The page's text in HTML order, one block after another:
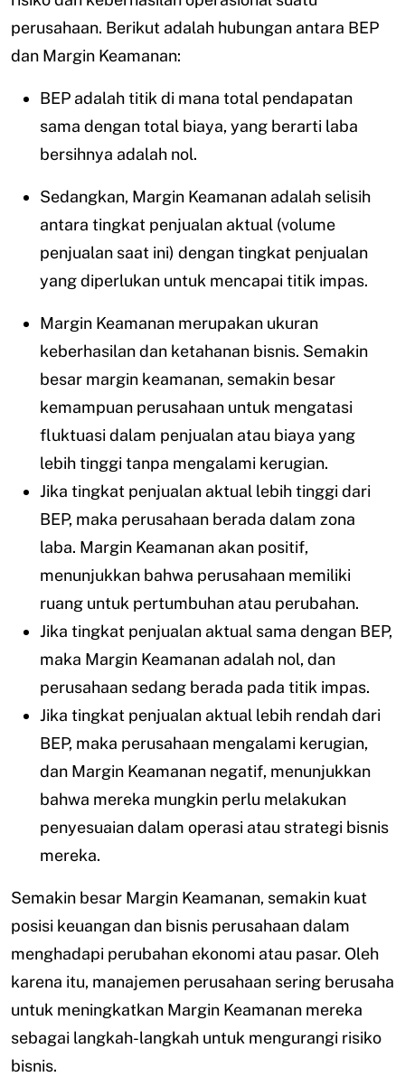
perusahaan. Berikut adalah hubungan antara BEP
dan Margin Keamanan:
BEP adalah titik di mana total pendapatan
sama dengan total biaya, yang berarti laba
bersihnya adalah nol.
Sedangkan, Margin Keamanan adalah selisih
antara tingkat penjualan aktual (volume
penjualan saat ini) dengan tingkat penjualan
yang diperlukan untuk mencapai titik impas.
Margin Keamanan merupakan ukuran
keberhasilan dan ketahanan bisnis. Semakin
besar margin keamanan, semakin besar
kemampuan perusahaan untuk mengatasi
fluktuasi dalam penjualan atau biaya yang
lebih tinggi tanpa mengalami kerugian.
Jika tingkat penjualan aktual lebih tinggi dari
BEP, maka perusahaan berada dalam zona
laba. Margin Keamanan akan positif,
menunjukkan bahwa perusahaan memiliki
ruang untuk pertumbuhan atau perubahan.
Jika tingkat penjualan aktual sama dengan BEP,
maka Margin Keamanan adalah nol, dan
perusahaan sedang berada pada titik impas.
Jika tingkat penjualan aktual lebih rendah dari
BEP, maka perusahaan mengalami kerugian,
dan Margin Keamanan negatif, menunjukkan
bahwa mereka mungkin perlu melakukan
penyesuaian dalam operasi atau strategi bisnis
mereka.
Semakin besar Margin Keamanan, semakin kuat
posisi keuangan dan bisnis perusahaan dalam
menghadapi perubahan ekonomi atau pasar. Oleh
karena itu, manajemen perusahaan sering berusaha
untuk meningkatkan Margin Keamanan mereka
sebagai langkah-langkah untuk mengurangi risiko
bisnis.